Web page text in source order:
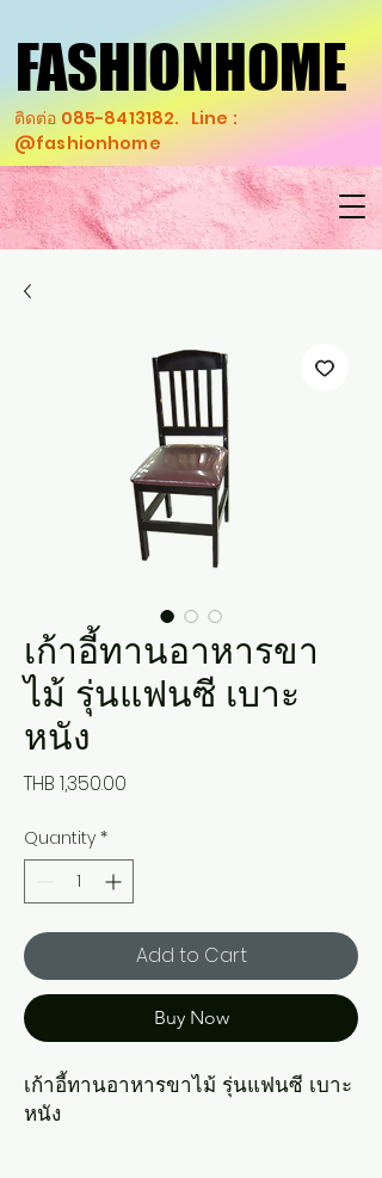
FASHIONHOME
FASHIONHOME
ติดต่อ 085-8413182. Line :
@fashionhome
เก้าอี้ทานอาหารขา
ไม้ รุ่นแฟนซี เบาะ
หนัง
THB 1,350.00
Quantity *
Add to Cart
Buy Now
เก้าอี้ทานอาหารขาไม้ รุ่นแฟนซี เบาะ
หนัง